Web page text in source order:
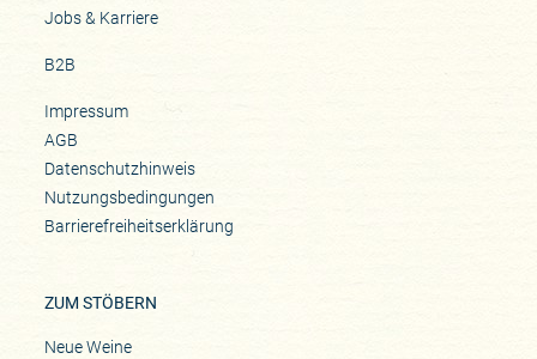
Jobs & Karriere
B2B
Impressum
AGB
Datenschutzhinweis
Nutzungsbedingungen
Barrierefreiheitserklärung
ZUM STÖBERN
Neue Weine